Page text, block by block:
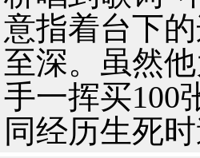
意指着台下
至深。虽然
手一挥买100
同经历生死